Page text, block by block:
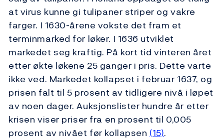
at virus kunne gi tulipaner striper og vakre
farger. I 1630-årene vokste det fram et
terminmarked for løker. I 1636 utviklet
markedet seg kraftig. På kort tid vinteren året
etter økte løkene 25 ganger i pris. Dette varte
ikke ved. Markedet kollapset i februar 1637, og
prisen falt til 5 prosent av tidligere nivå i løpet
av noen dager. Auksjonslister hundre år etter
krisen viser priser fra en prosent til 0,005
prosent av nivået før kollapsen (15).